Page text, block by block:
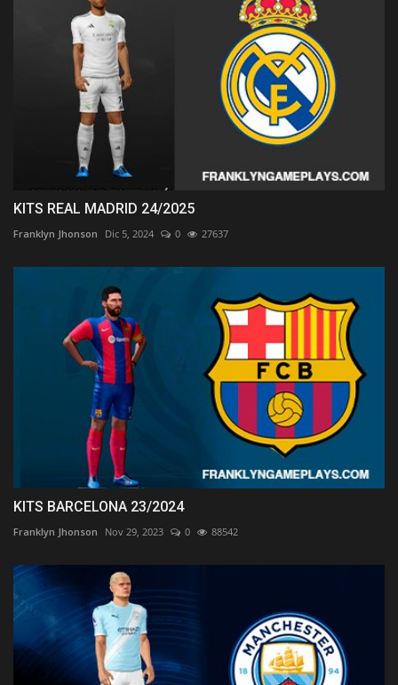
KITS REAL MADRID 24/2025
Franklyn Jhonson Dic 5, 2024 0 27637
KITS BARCELONA 23/2024
Franklyn Jhonson Nov 29, 2023 0 88542